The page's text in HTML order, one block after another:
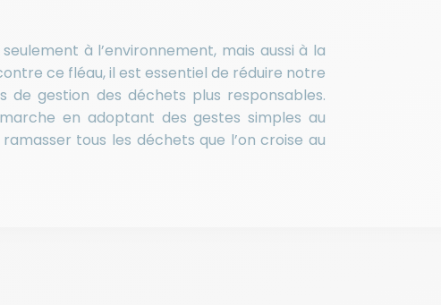
à l’environnement, mais aussi à la
ce fléau, il est essentiel de réduire notre
gestion des déchets plus responsables.
en adoptant des gestes simples au
tous les déchets que l’on croise au